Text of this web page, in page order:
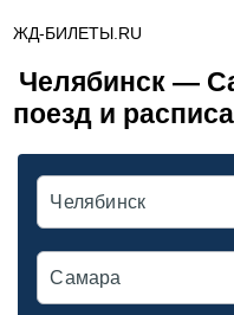
ЖД-БИЛЕТЫ.RU
Челябинск —
поезд и